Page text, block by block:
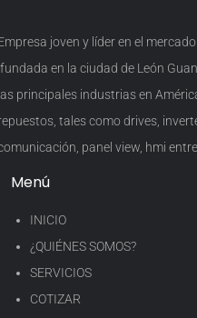
joven y líder en el
en la ciudad de León
principales industrias en
tales como drives,
panel view, hmi
Menú
INICIO
¿QUIÉNES SOMOS?
SERVICIOS
COTIZAR